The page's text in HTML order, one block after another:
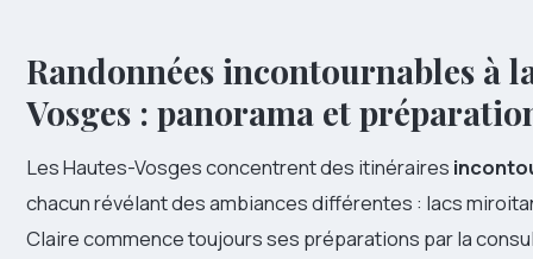
Randonnées incontournables à
Vosges : panorama et
Les Hautes-Vosges concentrent des itinéraires
chacun révélant des ambiances différentes : lacs
Claire commence toujours ses préparations par la